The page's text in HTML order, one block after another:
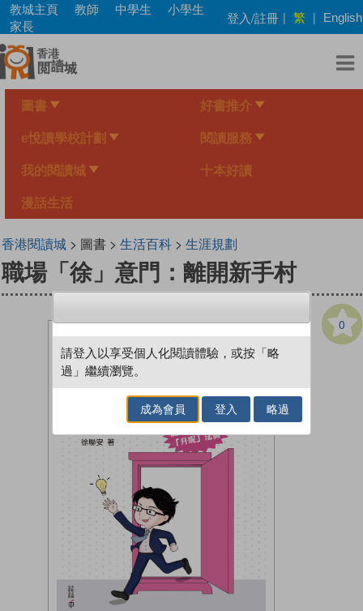
Skip
main
content
教城主頁 教師 中學生
小學生
家長
登入/註冊 | 繁 | English
圖書 好書推介
e悅讀學校計劃 閱讀服務
我的閱讀城 十本好讀
漫話生活
香港閱讀城> 圖書 > 生活百科> 生涯規劃
職場「徐」意門：離開新手村
0
請登入以享受個人化閱讀體驗，或按「略
過」繼續瀏覽。
成為會員 登入 略過